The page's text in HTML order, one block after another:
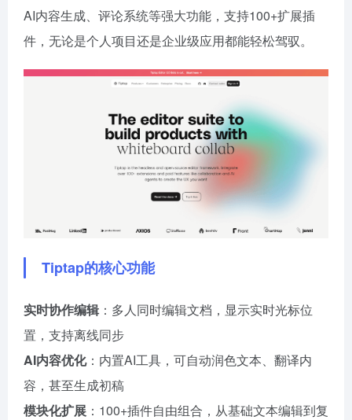
AI内容生成、评论系统等强大功能，支持100+扩展插
件，无论是个人项目还是企业级应用都能轻松驾驭。
Tiptap的核心功能
实时协作编辑：多人同时编辑文档，显示实时光标位
置，支持离线同步
AI内容优化：内置AI工具，可自动润色文本、翻译内
容，甚至生成初稿
模块化扩展 ：100+插件自由组合，从基础文本编辑到复